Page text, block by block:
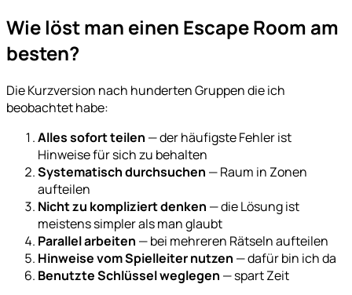
Wie löst man einen Escape Room am
besten?
Die Kurzversion nach hunderten Gruppen die ich
beobachtet habe:
Alles sofort teilen — der häufigste Fehler ist
Hinweise für sich zu behalten
Systematisch durchsuchen — Raum in Zonen
aufteilen
Nicht zu kompliziert denken — die Lösung ist
meistens simpler als man glaubt
Parallel arbeiten — bei mehreren Rätseln aufteilen
Hinweise vom Spielleiter nutzen — dafür bin ich da
Benutzte Schlüssel weglegen — spart Zeit